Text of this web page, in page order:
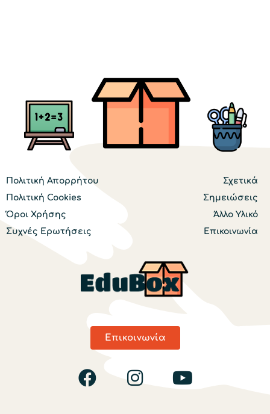
Πολιτική Απορρήτου
Πολιτική Cookies
Όροι Χρήσης
Συχνές Ερωτήσεις
Σχετικά
Σημειώσεις
Άλλο Υλικό
Επικοινωνία
Επικοινωνία